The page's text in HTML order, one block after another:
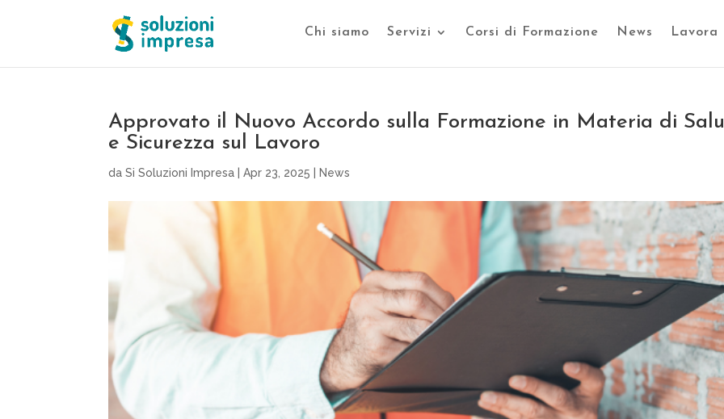
Chi siamo Servizi Corsi di Formazione News Lavora
Approvato il Nuovo Accordo sulla Formazione in Materia di
e Sicurezza sul Lavoro
daSi Soluzioni Impresa |Apr 23, 2025 News